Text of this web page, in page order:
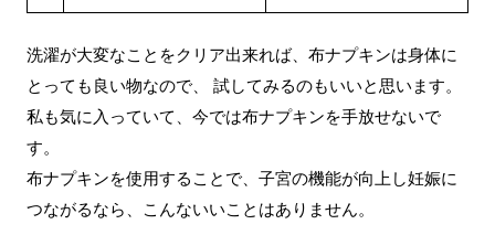
洗濯が大変なことをクリア出来れば、布ナプキンは身体に
とっても良い物なので、 試してみるのもいいと思います。
私も気に入っていて、今では布ナプキンを手放せないで
す。
布ナプキンを使用することで、子宮の機能が向上し妊娠に
つながるなら、こんないいことはありません。